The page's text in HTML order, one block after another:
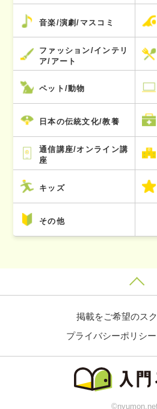
音楽/演劇/マスコミ
ファッション/インテリ
ア/アート
ペット/動物
日本の伝統文化/教養
通信講座/オンライン講
座
キッズ
その他
掲載をご希望のス
プライバシーポリシー